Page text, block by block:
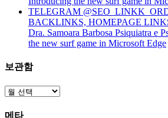
TELEGRAM
BACKLINKS, HOMEPAGE
Dra. Samoara Barbosa Psiquiatra e
the new surf game in Microsoft Edge
보관함
보
함
메타